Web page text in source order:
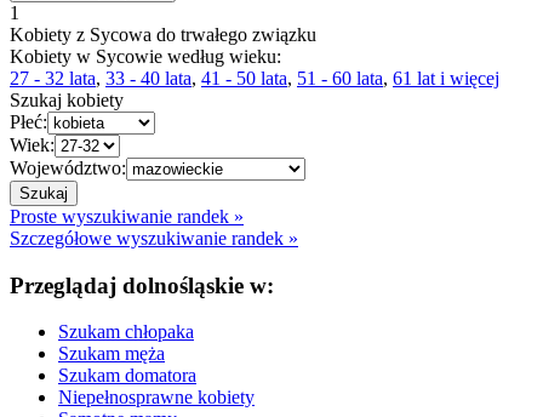
1
Kobiety z Sycowa do trwałego związku
Kobiety w Sycowie według wieku:
27 - 32 lata, 33 - 40 lata, 41 - 50 lata, 51 - 60 lata, 61 lat i więcej
Szukaj kobiety
Płeć:
Wiek:
Województwo:
Proste wyszukiwanie randek »
Szczegółowe wyszukiwanie randek »
Przeglądaj dolnośląskie w:
Szukam chłopaka
Szukam męża
Szukam domatora
Niepełnosprawne kobiety